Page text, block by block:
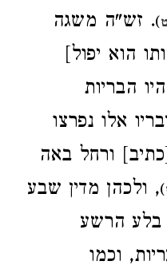
). זש"ה משגה
הוא יפול]
הבריות
אלו נפרצו
ורחל באה
), ולכהן מדין שבע
הרשע
וכמו